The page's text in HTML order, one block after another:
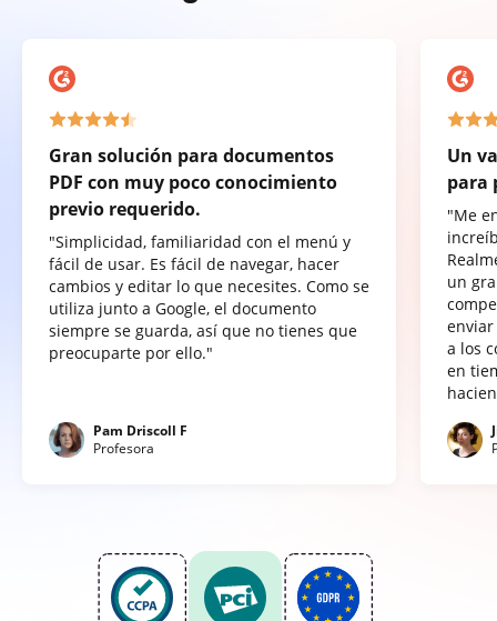
Gran solución para documentos
PDF con muy poco conocimiento
previo requerido.
"Simplicidad, familiaridad con el menú y
fácil de usar. Es fácil de navegar, hacer
cambios y editar lo que necesites. Como se
utiliza junto a Google, el documento
siempre se guarda, así que no tienes que
preocuparte por ello."
Pam Driscoll F
Profesora
Un
para
"Me
un
a los
en